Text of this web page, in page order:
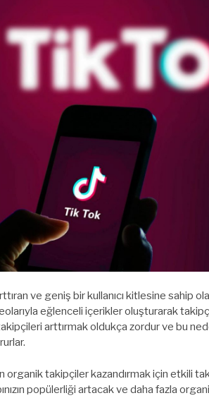
ve geniş bir kullanıcı kitlesine sahip
eğlenceli içerikler oluşturarak
arttırmak oldukça zordur ve bu
organik takipçiler kazandırmak için etkili
popülerliği artacak ve daha fazla